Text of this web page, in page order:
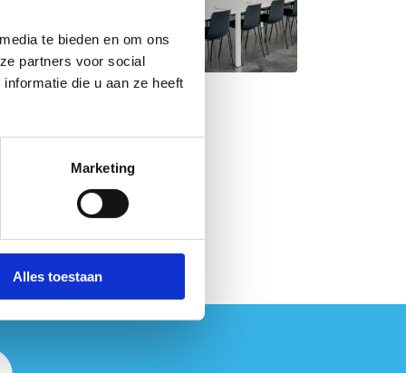
te bieden en om ons
partners voor social
die u aan ze heeft
Marketing
Alles toestaan